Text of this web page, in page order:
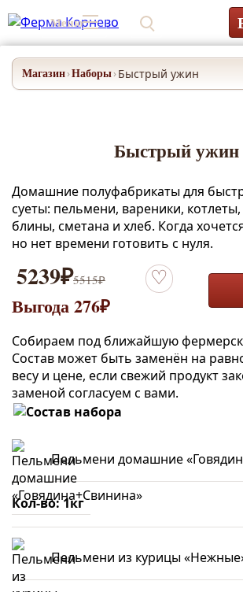
Меню
Магазин›Наборы›Быстрый ужин
Быстрый ужин
Домашние полуфабрикаты для
суеты: пельмени, вареники,
блины, сметана и хлеб. Когда
но нет времени готовить с нуля.
5239₽5515₽
Выгода 276₽
Добавить в
Собираем под ближайшую
Состав может быть заменён на
весу и цене, если свежий продукт
заменой согласуем с вами.
Пельмени домашние
1кг
Пельмени из курицы